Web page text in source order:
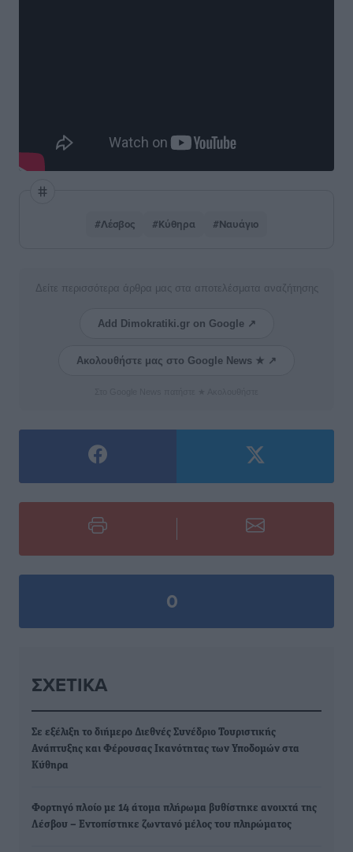
#Λέσβος #Κύθηρα #Ναυάγιο
Δείτε περισσότερα άρθρα μας στα αποτελέσματα αναζήτησης
Add Dimokratiki.gr on Google ↗
Ακολουθήστε μας στο Google News ★ ↗
0
ΣΧΕΤΙΚΆ
Σε εξέλιξη το διήμερο Διεθνές Συνέδριο Τουριστικής
Ανάπτυξης και Φέρουσας Ικανότητας των Υποδομών στα
Κύθηρα
Φορτηγό πλοίο με 14 άτομα πλήρωμα βυθίστηκε ανοιχτά της
Λέσβου – Εντοπίστηκε ζωντανό μέλος του πληρώματος